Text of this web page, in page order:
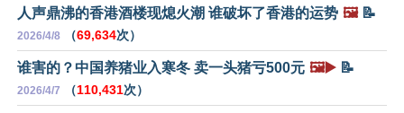
人声鼎沸的香港酒楼现熄火潮 谁破坏了香港的运势 🖼️📝
2026/4/8 （69,634次）
谁害的？中国养猪业入寒冬 卖一头猪亏500元 🖼️▶️ 📝
2026/4/7 （110,431次）